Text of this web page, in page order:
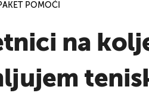
POMOĆI
na